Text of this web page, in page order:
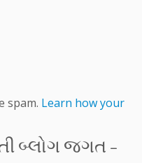
spam. Learn how your
બ્લોગ જગત –